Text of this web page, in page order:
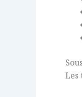
Les